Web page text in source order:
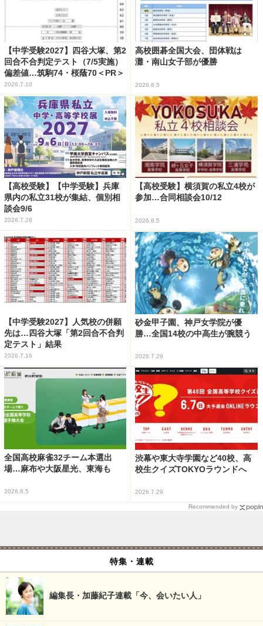
【中学受験2027】四谷大塚、第2
回合不合判定テスト（7/5実施）
偏差値…筑駒74・桜蔭70＜PR＞
2026.7.10
高校囲碁全国大会、団体戦は
灘・南山女子部が優勝
2026.8.5
【高校受験】【中学受験】兵庫
県内の私立31校が集結、個別相
談会9/6
2026.7.28
【高校受験】横須賀の私立4校が
参加…合同相談会10/12
2026.8.5
【中学受験2027】人気校の併願
先は…四谷大塚「第2回合不合判
定テスト」結果
2026.7.16
砂金甲子園、神戸女学院が優
勝…全国14校の中高生が腕競う
2026.7.29
全国高校麻雀32チーム本選出
場…麻布や大阪星光、東海も
2026.8.5
渋幕や東大寺学園など40校、高
校生クイズTOKYOラウンドへ
2026.7.29
Recommended by
特集・連載
編集長・加藤紀子連載「今、会いたい人」